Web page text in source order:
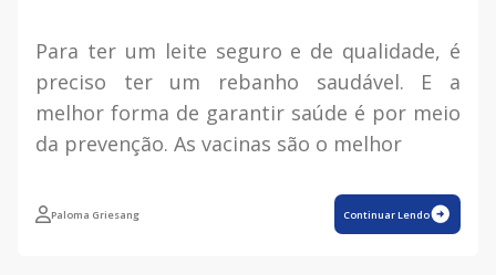
Para ter um leite seguro e de qualidade, é
preciso ter um rebanho saudável. E a
melhor forma de garantir saúde é por meio
da prevenção. As vacinas são o melhor
Paloma Griesang Continuar Lendo